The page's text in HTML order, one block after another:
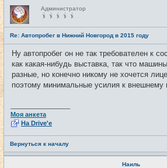
Н
е
в
с
е
т
и
Администратор
Re: Автопробег в Нижний Новгород в 2015 году
Ну автопробег он не так требователен к
как какая-нибудь выставка, так что
разные, но конечно никому не хочется
поэтому минимальные усилия к внешнему
Моя анкета
На Drive'e
Вернуться к началу
Наиль